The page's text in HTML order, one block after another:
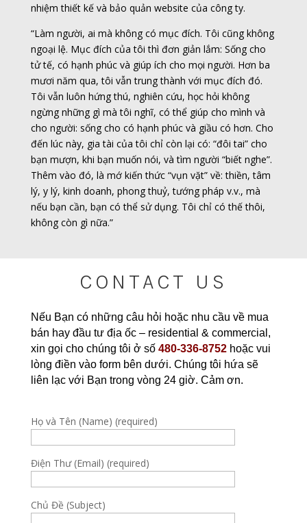
nhiệm thiết kế và bảo quản website của công ty.
“Làm người, ai mà không có mục đích. Tôi cũng không
ngoại lệ. Mục đích của tôi thì đơn giản lắm: Sống cho
tử tế, có hạnh phúc và giúp ích cho mọi người. Hơn ba
mươi năm qua, tôi vẫn trung thành với mục đích đó.
Tôi vẫn luôn hứng thú, nghiên cứu, học hỏi không
ngừng những gì mà tôi nghĩ, có thể giúp cho mình và
cho người: sống cho có hạnh phúc và giầu có hơn. Cho
đến lúc này, gia tài của tôi chỉ còn lại có: “đôi tai” cho
bạn mượn, khi bạn muốn nói, và tìm người “biết nghe”.
Thêm vào đó, là mớ kiến thức “vụn vặt” về: thiền, tâm
lý, y lý, kinh doanh, phong thuỷ, tướng pháp v.v., mà
nếu bạn cần, bạn có thể sử dụng. Tôi chỉ có thế thôi,
không còn gì nữa.”
CONTACT US
Nếu Bạn có những câu hỏi hoặc nhu cầu về mua
bán hay đầu tư địa ốc – residential & commercial,
xin gọi cho chúng tôi ở số 480-336-8752hoặc vui
lòng điền vào form bên dưới. Chúng tôi hứa sẽ
liên lạc với Bạn trong vòng 24 giờ. Cảm ơn.
Họ và Tên (Name) (required)
Điện Thư (Email) (required)
Chủ Đề (Subject)